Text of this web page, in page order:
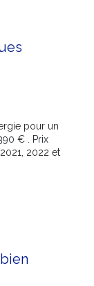
pour un
€ . Prix
2022 et